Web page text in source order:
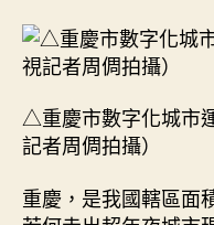
△重慶市數字化城市
記者周倜拍攝）
重慶，是我國轄區面